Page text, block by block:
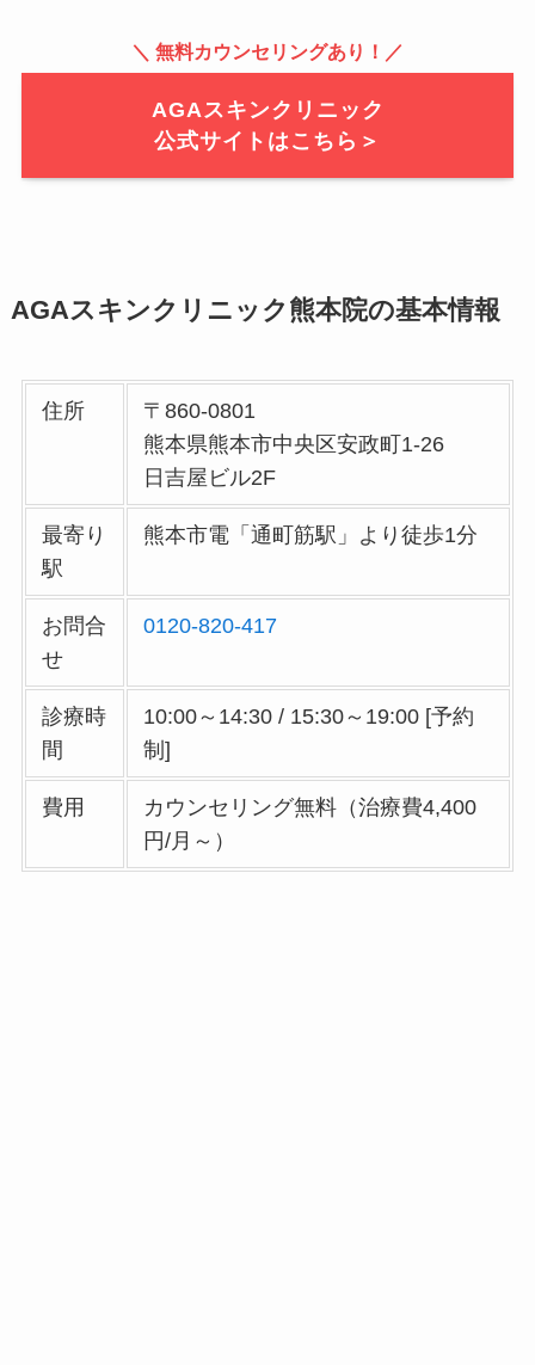
＼ 無料カウンセリングあり！／
AGAスキンクリニック
公式サイトはこちら＞
AGAスキンクリニック熊本院の基本情報
住所
〒860-0801
熊本県熊本市中央区安政町1-26
日吉屋ビル2F
最寄り
駅
熊本市電「通町筋駅」より徒歩1分
お問合
せ
0120-820-417
診療時
間
10:00～14:30 / 15:30～19:00 [予約
制]
費用
カウンセリング無料（治療費4,400
円/月～）